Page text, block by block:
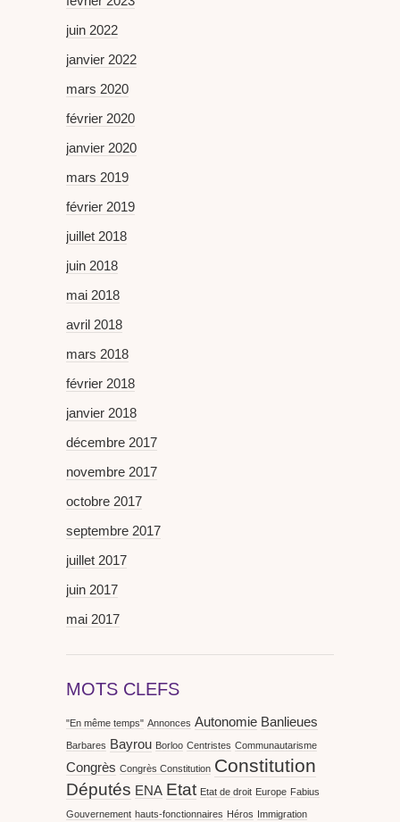
juin 2022
janvier 2022
mars 2020
février 2020
janvier 2020
mars 2019
février 2019
juillet 2018
juin 2018
mai 2018
avril 2018
mars 2018
février 2018
janvier 2018
décembre 2017
novembre 2017
octobre 2017
septembre 2017
juillet 2017
juin 2017
mai 2017
MOTS CLEFS
"En même temps" Annonces Autonomie Banlieues
Barbares Bayrou Borloo Centristes Communautarisme
Congrès Congrès Constitution Constitution
Députés ENA Etat Etat de droit Europe Fabius
Gouvernement hauts-fonctionnaires Héros Immigration